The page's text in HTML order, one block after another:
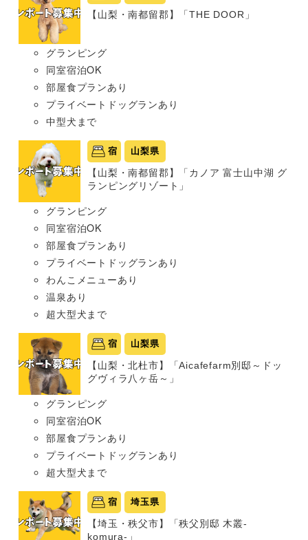
【山梨・南都留郡】「THE DOOR」
グランピング
同室宿泊OK
部屋食プランあり
プライベートドッグランあり
中型犬まで
宿 山梨県
【山梨・南都留郡】「カノア 富士山中湖 グ
ランピングリゾート」
グランピング
同室宿泊OK
部屋食プランあり
プライベートドッグランあり
わんこメニューあり
温泉あり
超大型犬まで
宿 山梨県
【山梨・北杜市】「Aicafefarm別邸～ドッ
グヴィラ八ヶ岳～」
グランピング
同室宿泊OK
部屋食プランあり
プライベートドッグランあり
超大型犬まで
宿 埼玉県
【埼玉・秩父市】「秩父別邸 木叢-
komura-」